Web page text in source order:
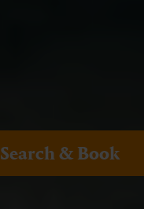
Search & Book